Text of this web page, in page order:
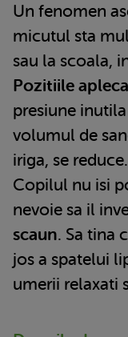
Un fenomen
micutul sta
sau la scoala,
Pozitiile
presiune
volumul de
iriga, se
Copilul nu isi
nevoie sa il
scaun. Sa tina
jos a spatelui
umerii relaxati